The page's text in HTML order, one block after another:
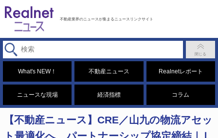
不動産業界のニュースが集まるニュースリンクサイト
What's NEW！ 不動産ニュース Realnetレポート
ニュースな現場 経済指標 コラム
【不動産ニュース】CRE／山九の物流アセッ
ト最適化へ、パートナーシップ協定締結｜Ｌ